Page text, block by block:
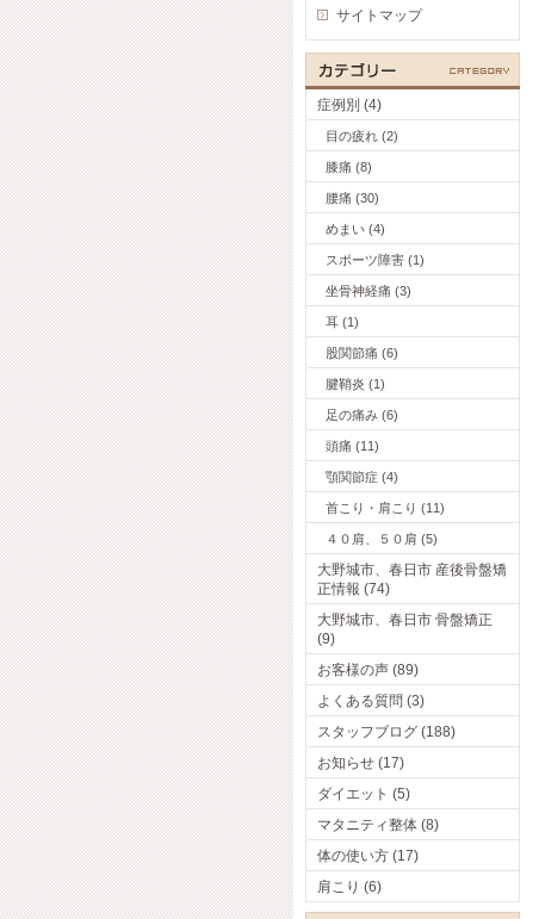
サイトマップ
症例別 (4)
目の疲れ (2)
膝痛 (8)
腰痛 (30)
めまい (4)
スポーツ障害 (1)
坐骨神経痛 (3)
耳 (1)
股関節痛 (6)
腱鞘炎 (1)
足の痛み (6)
頭痛 (11)
顎関節症 (4)
首こり・肩こり (11)
４０肩、５０肩 (5)
大野城市、春日市 産後骨盤矯
正情報 (74)
大野城市、春日市 骨盤矯正
(9)
お客様の声 (89)
よくある質問 (3)
スタッフブログ (188)
お知らせ (17)
ダイエット (5)
マタニティ整体 (8)
体の使い方 (17)
肩こり (6)